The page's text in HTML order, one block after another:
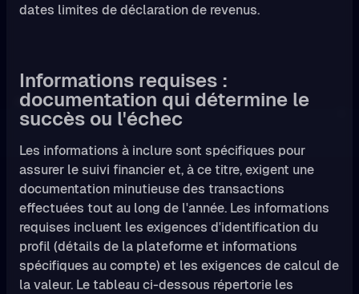
dates limites de déclaration de revenus.
Informations requises :
documentation qui détermine le
succès ou l'échec
Les informations à inclure sont spécifiques pour
assurer le suivi financier et, à ce titre, exigent une
documentation minutieuse des transactions
effectuées tout au long de l'année. Les informations
requises incluent les exigences d'identification du
profil (détails de la plateforme et informations
spécifiques au compte) et les exigences de calcul de
la valeur. Le tableau ci-dessous répertorie les